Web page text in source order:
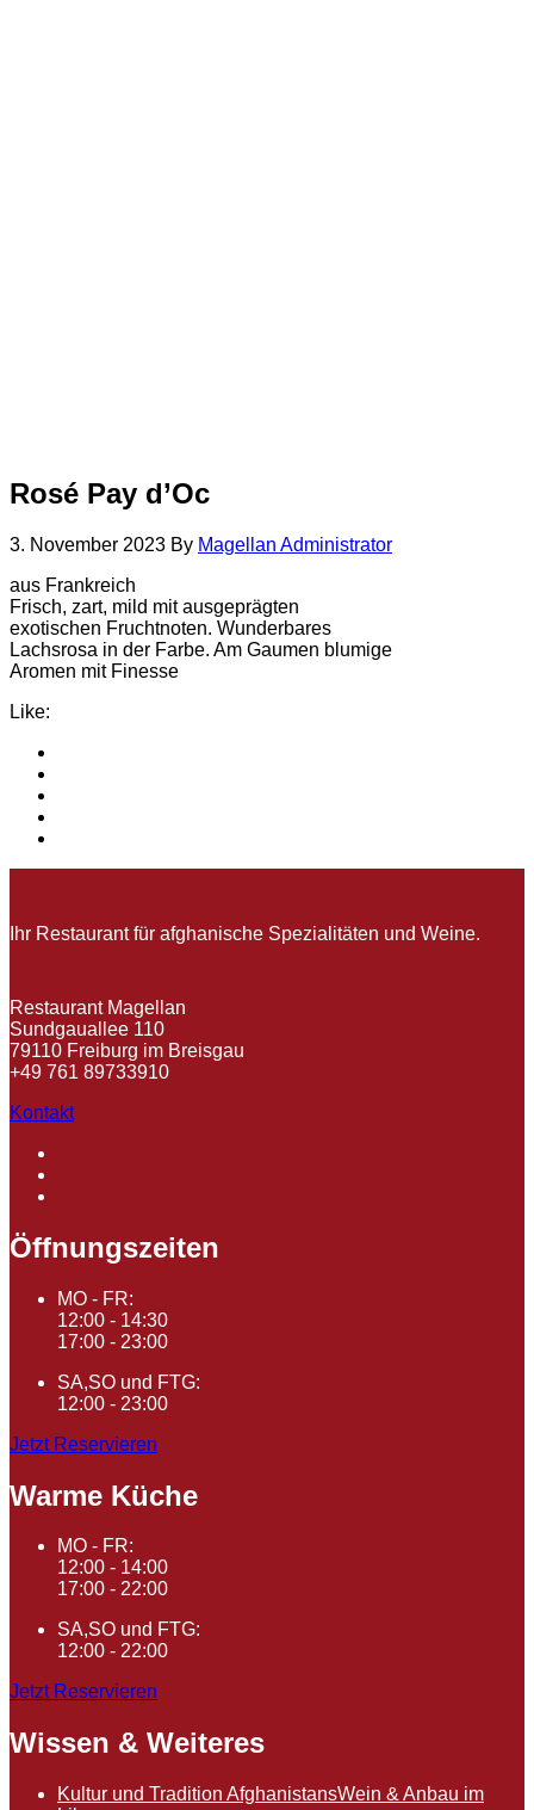
Rosé Pay d’Oc
3. November 2023 By Magellan Administrator
aus Frankreich
Frisch, zart, mild mit ausgeprägten
exotischen Fruchtnoten. Wunderbares
Lachsrosa in der Farbe. Am Gaumen blumige
Aromen mit Finesse
Like:
Ihr Restaurant für afghanische Spezialitäten und Weine.
Restaurant Magellan
Sundgauallee 110
79110 Freiburg im Breisgau
+49 761 89733910
Kontakt
Öffnungszeiten
MO - FR:
12:00 - 14:30
17:00 - 23:00
SA,SO und FTG:
12:00 - 23:00
Jetzt Reservieren
Warme Küche
MO - FR:
12:00 - 14:00
17:00 - 22:00
SA,SO und FTG:
12:00 - 22:00
Jetzt Reservieren
Wissen & Weiteres
Kultur und Tradition AfghanistansWein & Anbau im